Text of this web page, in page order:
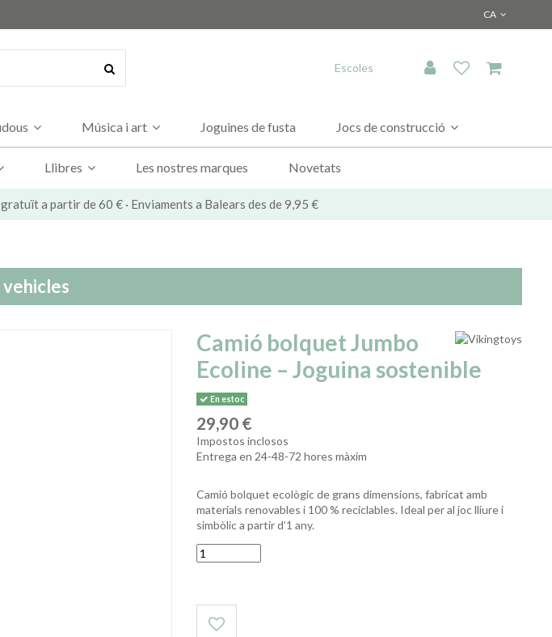
CA
Escoles
Música i art Joguines de fusta Jocs de construcció
Llibres Les nostres marques Novetats
a partir de 60 € · Enviaments a Balears des de 9,95 €
Camió bolquet Jumbo
Ecoline – Joguina sostenible
En estoc
29,90 €
Impostos inclosos
Entrega en 24-48-72 hores màxim
Camió bolquet ecològic de grans dimensions, fabricat amb
materials renovables i 100 % reciclables. Ideal per al joc lliure i
simbòlic a partir d’1 any.